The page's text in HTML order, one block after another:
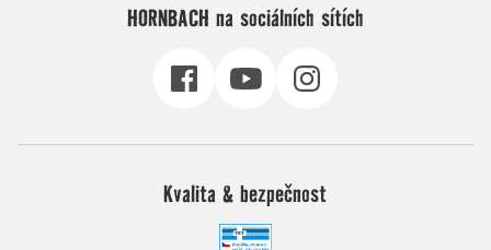
HORNBACH na sociálních sítích
Kvalita & bezpečnost